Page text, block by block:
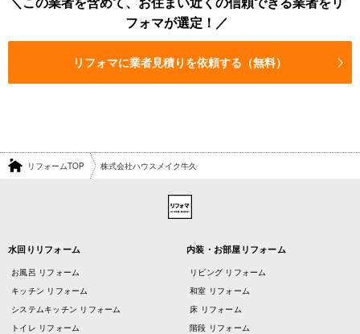
フォマが選定！
リフォマに業者見積りを依頼する（無料）
リフォームTOP 株式会社ハウスメイク牛久
水回りリフォーム
お風呂 リフォーム
キッチン リフォーム
システムキッチン リフォーム
トイレ リフォーム
内装・お部屋リフォーム
リビング リフォーム
和室 リフォーム
床 リフォーム
階段 リフォーム